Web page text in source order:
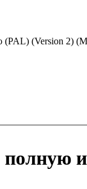
(PAL) (Version 2)
полную